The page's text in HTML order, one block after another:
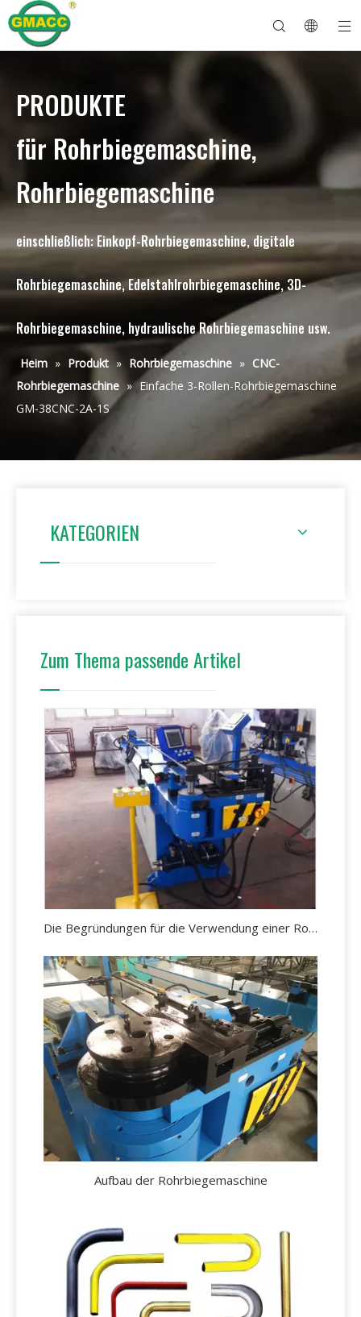
PRODUKTE
für Rohrbiegemaschine,
Rohrbiegemaschine
einschließlich: Einkopf-Rohrbiegemaschine, digitale
Rohrbiegemaschine, Edelstahlrohrbiegemaschine, 3D-
Rohrbiegemaschine, hydraulische Rohrbiegemaschine usw.
Heim » Produkt » Rohrbiegemaschine » CNC-
Rohrbiegemaschine » Einfache 3-Rollen-Rohrbiegemaschine
GM-38CNC-2A-1S
KATEGORIEN
Zum Thema passende Artikel
Die Begründungen für die Verwendung einer Rohrbiegemaschine.
Aufbau der Rohrbiegemaschine